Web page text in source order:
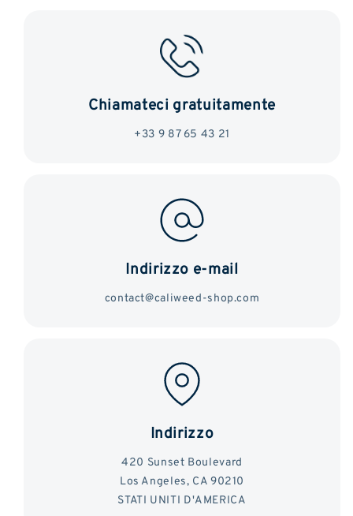
Chiamateci gratuitamente
+33 9 87 65 43 21
Indirizzo e-mail
contact@caliweed-shop.com
Indirizzo
420 Sunset Boulevard
Los Angeles, CA 90210
STATI UNITI D'AMERICA